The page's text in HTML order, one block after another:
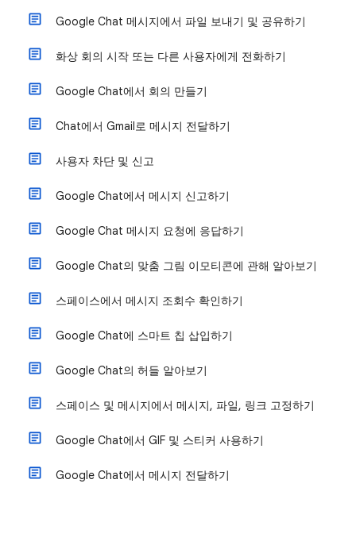
Google Chat 메시지에서 파일 보내기 및 공유하기
화상 회의 시작 또는 다른 사용자에게 전화하기
Google Chat에서 회의 만들기
Chat에서 Gmail로 메시지 전달하기
사용자 차단 및 신고
Google Chat에서 메시지 신고하기
Google Chat 메시지 요청에 응답하기
Google Chat의 맞춤 그림 이모티콘에 관해 알아보기
스페이스에서 메시지 조회수 확인하기
Google Chat에 스마트 칩 삽입하기
Google Chat의 허들 알아보기
스페이스 및 메시지에서 메시지, 파일, 링크 고정하기
Google Chat에서 GIF 및 스티커 사용하기
Google Chat에서 메시지 전달하기